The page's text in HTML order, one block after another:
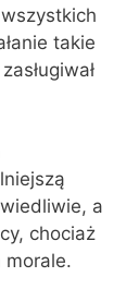
takie
a
chociaż
morale.